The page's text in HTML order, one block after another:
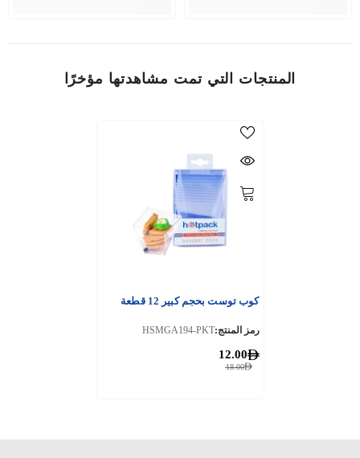
المنتجات التي تمت مشاهدتها مؤخرًا
كوب توست بحجم كبير 12 قطعة
رمز المنتج:HSMGA194-PKT
18.00
12.00